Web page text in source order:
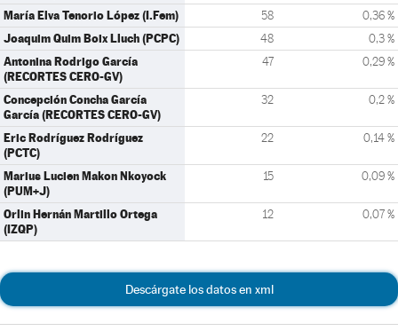
María Elva Tenorio López (I.Fem) 58 0,36 %
Joaquim Quim Boix Lluch (PCPC) 48 0,3 %
Antonina Rodrigo García
(RECORTES CERO-GV)
47 0,29 %
Concepción Concha García
García (RECORTES CERO-GV)
32 0,2 %
Eric Rodríguez Rodríguez
(PCTC)
22 0,14 %
Marius Lucien Makon Nkoyock
(PUM+J)
15 0,09 %
Orlin Hernán Martillo Ortega
(IZQP)
12 0,07 %
Descárgate los datos en xml